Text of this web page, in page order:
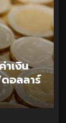
นค่าเงิน
ท/ดอลลาร์